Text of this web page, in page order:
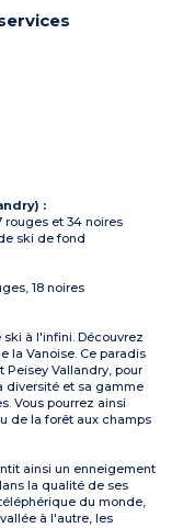
:
rouges et 34 noires
ski de fond
18 noires
à l'infini. Découvrez
la Vanoise. Ce paradis
Peisey Vallandry, pour
diversité et sa gamme
Vous pourrez ainsi
de la forêt aux champs
ainsi un enneigement
la qualité de ses
du monde,
à l'autre, les